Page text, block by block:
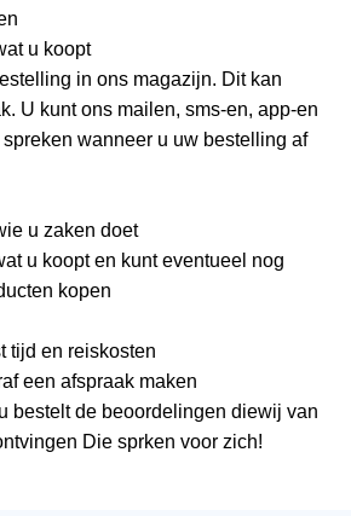
u koopt
in ons magazijn. Dit kan
U kunt ons mailen, sms-en, app-en
wanneer u uw bestelling af
u zaken doet
u koopt en kunt eventueel nog
kopen
tijd en reiskosten
een afspraak maken
bestelt de beoordelingen diewij van
Die sprken voor zich!